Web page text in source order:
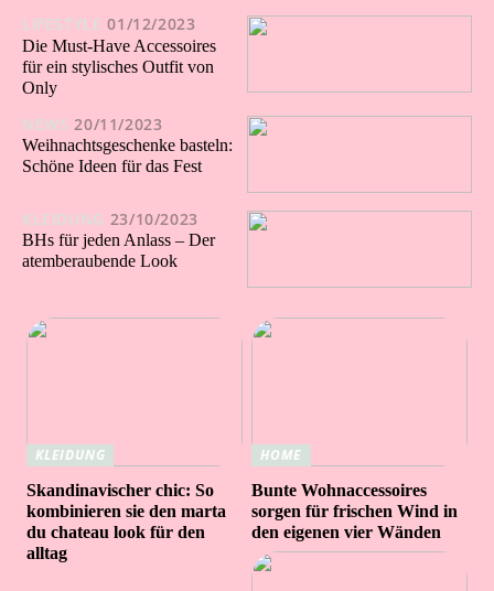
LIFESTYLE 01/12/2023
Die Must-Have Accessoires
für ein stylisches Outfit von
Only
NEWS 20/11/2023
Weihnachtsgeschenke basteln:
Schöne Ideen für das Fest
KLEIDUNG 23/10/2023
BHs für jeden Anlass – Der
atemberaubende Look
KLEIDUNG
Skandinavischer chic: So
kombinieren sie den marta
du chateau look für den
alltag
HOME
Bunte Wohnaccessoires
sorgen für frischen Wind in
den eigenen vier Wänden